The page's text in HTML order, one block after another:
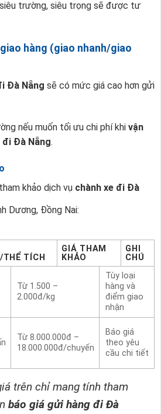
trường, siêu trọng sẽ được tư
hàng (giao nhanh/giao
Đà Nẵng sẽ có mức giá cao hơn gửi
nếu muốn tối ưu chi phí khi vận
đi Đà Nẵng.
khảo dịch vụ chành xe đi Đà
Dương, Đồng Nai:
THỂ TÍCH
GIÁ THAM
KHẢO
GHI
CHÚ
Từ 1.500 –
2.000đ/kg
Tùy loại
hàng và
điểm giao
nhận
Từ 8.000.000đ –
18.000.000đ/chuyến
Báo giá
theo yêu
cầu chi tiết
trên chỉ mang tính tham
báo giá gửi hàng đi Đà